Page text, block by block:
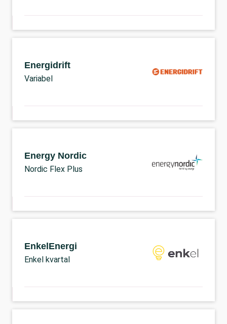
Energidrift
Variabel
Energy Nordic
Nordic Flex Plus
EnkelEnergi
Enkel kvartal